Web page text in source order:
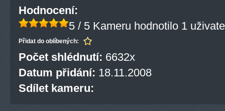
Hodnocení:
5 / 5 Kameru hodnotilo 1
Přidat do oblíbených:
Počet shlédnutí: 6632x
Datum přidání: 18.11.2008
Sdílet kameru: